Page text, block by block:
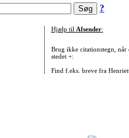
?
Hjælp til Afsender:
Brug ikke citationstegn, når
stedet +:
Find f.eks. breve fra